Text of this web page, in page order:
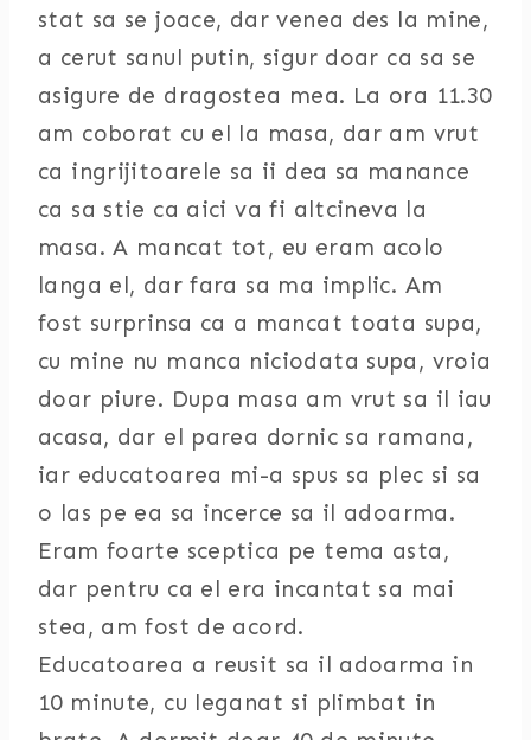
stat sa se joace, dar venea des la mine,
a cerut sanul putin, sigur doar ca sa se
asigure de dragostea mea. La ora 11.30
am coborat cu el la masa, dar am vrut
ca ingrijitoarele sa ii dea sa manance
ca sa stie ca aici va fi altcineva la
masa. A mancat tot, eu eram acolo
langa el, dar fara sa ma implic. Am
fost surprinsa ca a mancat toata supa,
cu mine nu manca niciodata supa, vroia
doar piure. Dupa masa am vrut sa il iau
acasa, dar el parea dornic sa ramana,
iar educatoarea mi-a spus sa plec si sa
o las pe ea sa incerce sa il adoarma.
Eram foarte sceptica pe tema asta,
dar pentru ca el era incantat sa mai
stea, am fost de acord.
Educatoarea a reusit sa il adoarma in
10 minute, cu leganat si plimbat in